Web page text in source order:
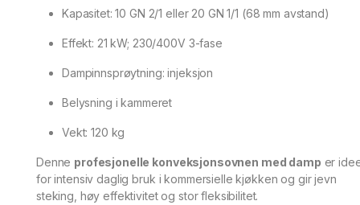
Kapasitet: 10 GN 2/1 eller 20 GN 1/1 (68 mm avstand)
Effekt: 21 kW; 230/400V 3-fase
Dampinnsprøytning: injeksjon
Belysning i kammeret
Vekt: 120 kg
Denne profesjonelle konveksjonsovnen med damp er
for intensiv daglig bruk i kommersielle kjøkken og gir jevn
steking, høy effektivitet og stor fleksibilitet.